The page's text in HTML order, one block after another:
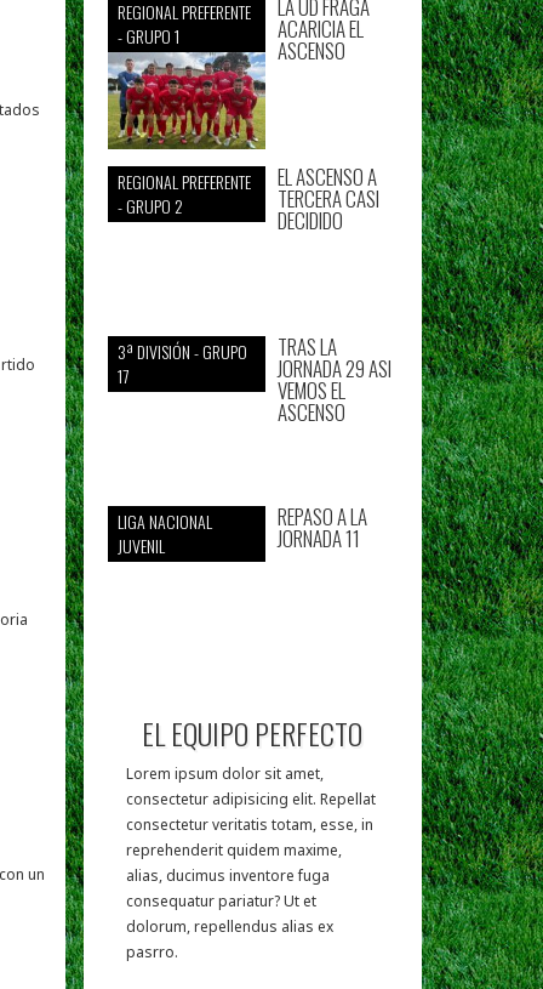
un
REGIONAL PREFERENTE
- GRUPO 1
LA UD FRAGA
ACARICIA EL
ASCENSO
REGIONAL PREFERENTE
- GRUPO 2
EL ASCENSO A
TERCERA CASI
DECIDIDO
3ª DIVISIÓN - GRUPO
17
TRAS LA
JORNADA 29 ASI
VEMOS EL
ASCENSO
LIGA NACIONAL
JUVENIL
REPASO A LA
JORNADA 11
EL EQUIPO PERFECTO
Lorem ipsum dolor sit amet,
consectetur adipisicing elit. Repellat
consectetur veritatis totam, esse, in
reprehenderit quidem maxime,
alias, ducimus inventore fuga
consequatur pariatur? Ut et
dolorum, repellendus alias ex
pasrro.